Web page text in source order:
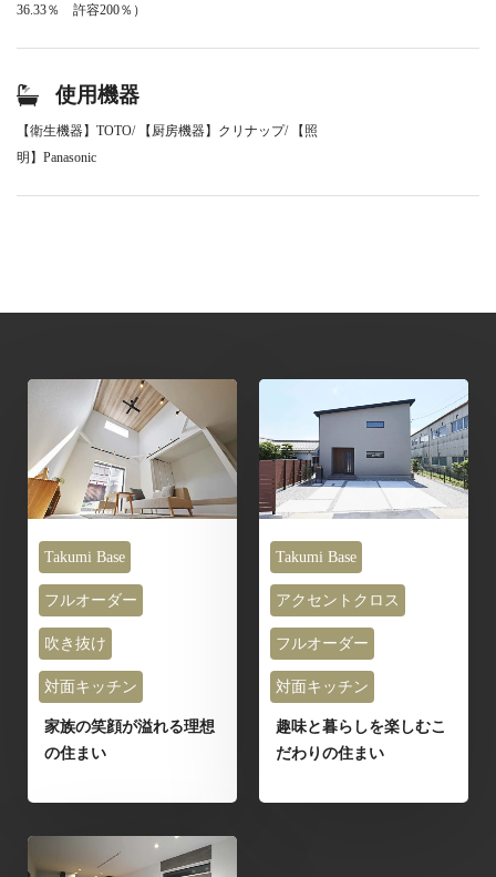
36.33％ 許容200％）
使用機器
【衛生機器】TOTO/ 【厨房機器】クリナップ/ 【照
明】Panasonic
Takumi Base
フルオーダー
吹き抜け
対面キッチン
家族の笑顔が溢れる理想
の住まい
Takumi Base
アクセントクロス
フルオーダー
対面キッチン
趣味と暮らしを楽しむこ
だわりの住まい